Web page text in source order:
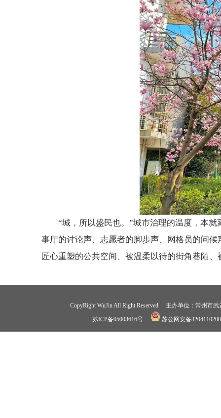
“城，所以盛民也。”城市治理的温度，本
事厅的讨论声、志愿者的脚步声、网格员的问
匠心重塑的公共空间、被温柔以待的街角巷陌
CopyRight WuJin All Right Reserved 主办单位：常州
苏ICP备05003616号
苏公网安备